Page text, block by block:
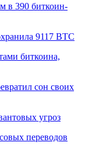
в 390 биткоин-
9117 BTC
биткоина,
сон своих
угроз
переводов